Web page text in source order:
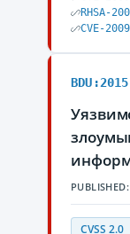
RHSA-
CVE-
PUBLISHED:
CVSS 2.0